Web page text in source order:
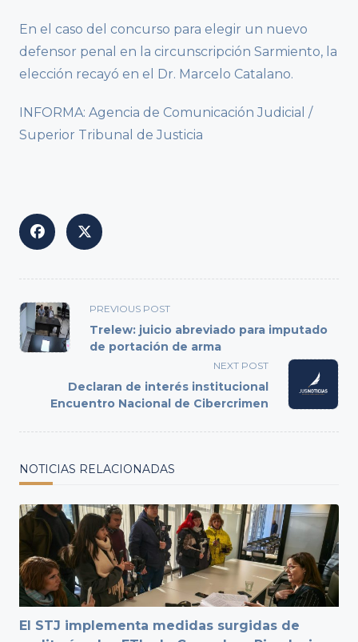
En el caso del concurso para elegir un nuevo
defensor penal en la circunscripción Sarmiento, la
elección recayó en el Dr. Marcelo Catalano.
INFORMA: Agencia de Comunicación Judicial /
Superior Tribunal de Justicia
<span
class="nav-
subtitle
text">Page</span>
PREVIOUS POST
Trelew: juicio abreviado para imputado
de portación de arma
NEXT POST
Declaran de interés institucional
Encuentro Nacional de Cibercrimen
NOTICIAS RELACIONADAS
El STJ implementa medidas surgidas de